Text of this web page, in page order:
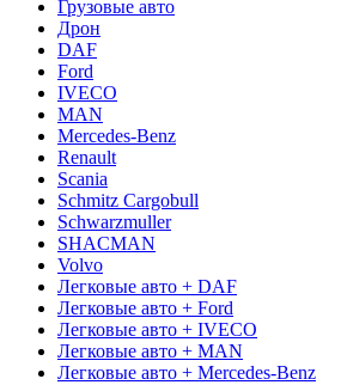
Грузовые авто
Дрон
DAF
Ford
IVECO
MAN
Mercedes-Benz
Renault
Scania
Schmitz Cargobull
Schwarzmuller
SHACMAN
Volvo
Легковые авто + DAF
Легковые авто + Ford
Легковые авто + IVECO
Легковые авто + MAN
Легковые авто + Mercedes-Benz